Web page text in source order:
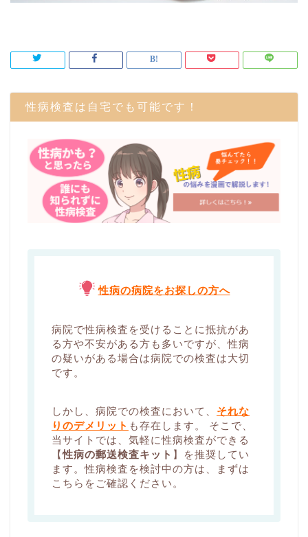
性病検査は自宅でも可能です！
性病の病院をお探しの方へ
病院で性病検査を受けることに抵抗があ
る方や不安がある方も多いですが、性病
の疑いがある場合は病院での検査は大切
です。
しかし、病院での検査において、 それな
りのデメリット も存在します。 そこで、
当サイトでは、気軽に性病検査ができる
【性病の郵送検査キット 】を推奨してい
ます。性病検査を検討中の方は、まずは
こちらをご確認ください。